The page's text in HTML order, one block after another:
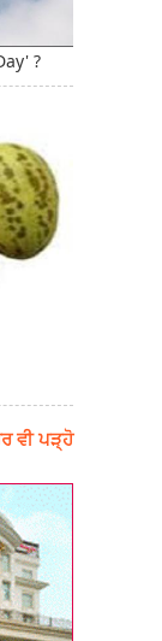
?
ਵੀ ਪੜ੍ਹੋ